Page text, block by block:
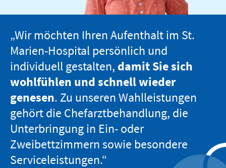
„Wir möchten Ihren Aufenthalt im St.
Marien-Hospital persönlich und
individuell gestalten, damit Sie sich
wohlfühlen und schnell wieder
genesen. Zu unseren Wahlleistungen
gehört die Chefarztbehandlung, die
Unterbringung in Ein- oder
Zweibettzimmern sowie besondere
Serviceleistungen.“